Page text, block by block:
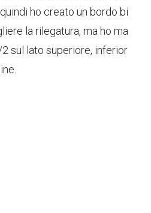
ho creato un bordo bi
la rilegatura, ma ho ma
sul lato superiore, inferior